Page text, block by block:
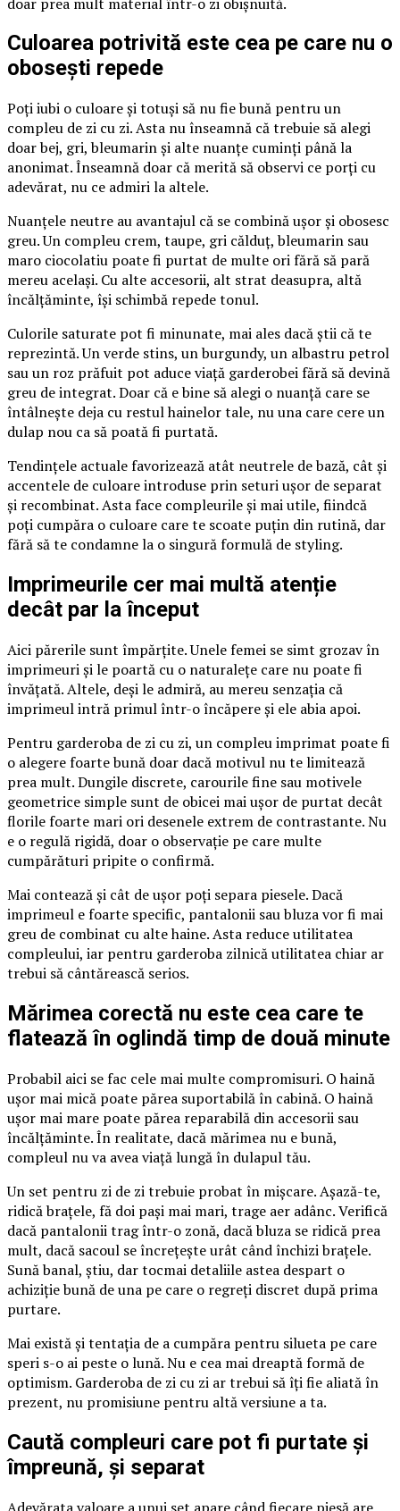
Culoarea potrivită este cea pe care nu o
obosești repede
Poți iubi o culoare și totuși să nu fie bună pentru un
compleu de zi cu zi. Asta nu înseamnă că trebuie să alegi
doar bej, gri, bleumarin și alte nuanțe cuminți până la
anonimat. Înseamnă doar că merită să observi ce porți cu
adevărat, nu ce admiri la altele.
Nuanțele neutre au avantajul că se combină ușor și obosesc
greu. Un compleu crem, taupe, gri călduț, bleumarin sau
maro ciocolatiu poate fi purtat de multe ori fără să pară
mereu același. Cu alte accesorii, alt strat deasupra, altă
încălțăminte, își schimbă repede tonul.
Culorile saturate pot fi minunate, mai ales dacă știi că te
reprezintă. Un verde stins, un burgundy, un albastru petrol
sau un roz prăfuit pot aduce viață garderobei fără să devină
greu de integrat. Doar că e bine să alegi o nuanță care se
întâlnește deja cu restul hainelor tale, nu una care cere un
dulap nou ca să poată fi purtată.
Tendințele actuale favorizează atât neutrele de bază, cât și
accentele de culoare introduse prin seturi ușor de separat
și recombinat. Asta face compleurile și mai utile, fiindcă
poți cumpăra o culoare care te scoate puțin din rutină, dar
fără să te condamne la o singură formulă de styling.
Imprimeurile cer mai multă atenție
decât par la început
Aici părerile sunt împărțite. Unele femei se simt grozav în
imprimeuri și le poartă cu o naturalețe care nu poate fi
învățată. Altele, deși le admiră, au mereu senzația că
imprimeul intră primul într-o încăpere și ele abia apoi.
Pentru garderoba de zi cu zi, un compleu imprimat poate fi
o alegere foarte bună doar dacă motivul nu te limitează
prea mult. Dungile discrete, carourile fine sau motivele
geometrice simple sunt de obicei mai ușor de purtat decât
florile foarte mari ori desenele extrem de contrastante. Nu
e o regulă rigidă, doar o observație pe care multe
cumpărături pripite o confirmă.
Mai contează și cât de ușor poți separa piesele. Dacă
imprimeul e foarte specific, pantalonii sau bluza vor fi mai
greu de combinat cu alte haine. Asta reduce utilitatea
compleului, iar pentru garderoba zilnică utilitatea chiar ar
trebui să cântărească serios.
Mărimea corectă nu este cea care te
flatează în oglindă timp de două minute
Probabil aici se fac cele mai multe compromisuri. O haină
ușor mai mică poate părea suportabilă în cabină. O haină
ușor mai mare poate părea reparabilă din accesorii sau
încălțăminte. În realitate, dacă mărimea nu e bună,
compleul nu va avea viață lungă în dulapul tău.
Un set pentru zi de zi trebuie probat în mișcare. Așază-te,
ridică brațele, fă doi pași mai mari, trage aer adânc. Verifică
dacă pantalonii trag într-o zonă, dacă bluza se ridică prea
mult, dacă sacoul se încrețește urât când închizi brațele.
Sună banal, știu, dar tocmai detaliile astea despart o
achiziție bună de una pe care o regreți discret după prima
purtare.
Mai există și tentația de a cumpăra pentru silueta pe care
speri s-o ai peste o lună. Nu e cea mai dreaptă formă de
optimism. Garderoba de zi cu zi ar trebui să îți fie aliată în
prezent, nu promisiune pentru altă versiune a ta.
Caută compleuri care pot fi purtate și
împreună, și separat